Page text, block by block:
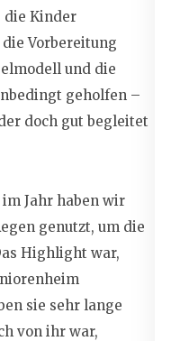
die Kinder
Vorbereitung
und die
geholfen –
doch gut begleitet
Jahr haben wir
genutzt, um die
Highlight war,
sie sehr lange
von ihr war,